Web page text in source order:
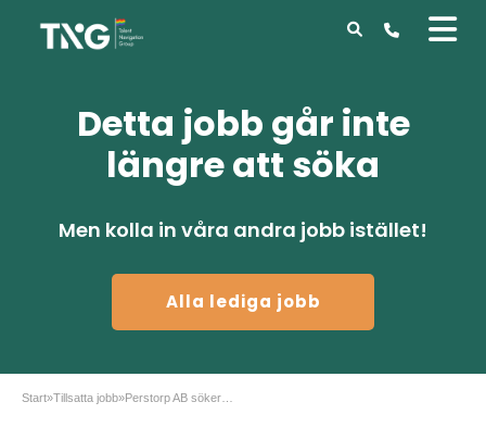
Detta jobb går inte
längre att söka
Men kolla in våra andra jobb istället!
Alla lediga jobb
Start»Tillsatta jobb»